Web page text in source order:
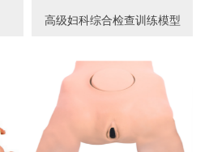
高级妇科综合检查训练模型